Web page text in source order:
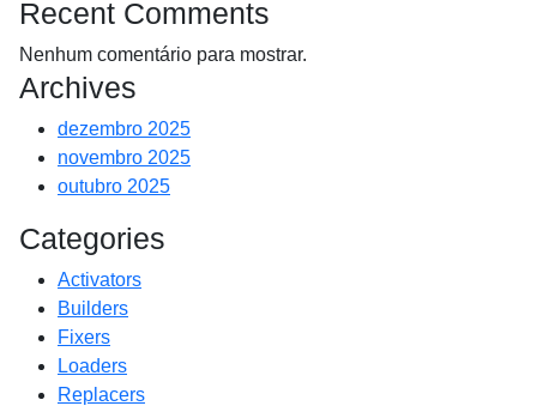
Recent Comments
Nenhum comentário para mostrar.
Archives
dezembro 2025
novembro 2025
outubro 2025
Categories
Activators
Builders
Fixers
Loaders
Replacers